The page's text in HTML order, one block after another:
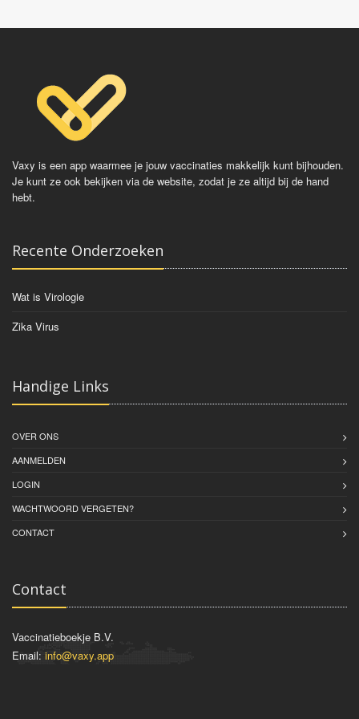
Vaxy is een app waarmee je jouw vaccinaties makkelijk kunt bijhouden.
Je kunt ze ook bekijken via de website, zodat je ze altijd bij de hand
hebt.
Recente Onderzoeken
Wat is Virologie
Zika Virus
Handige Links
OVER ONS
AANMELDEN
LOGIN
WACHTWOORD VERGETEN?
CONTACT
Contact
Vaccinatieboekje B.V.
Email: info@vaxy.app